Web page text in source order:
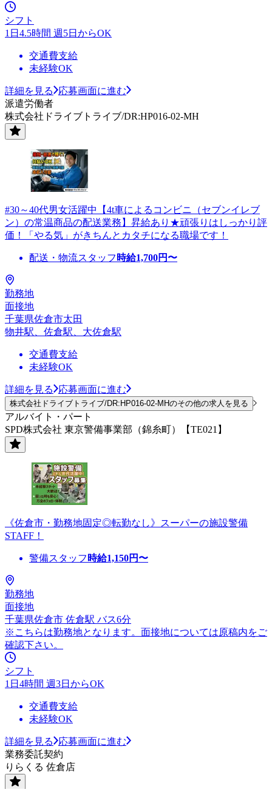
シフト
1日4.5時間 週5日からOK
交通費支給
未経験OK
詳細を見る
応募画面に進む
派遣労働者
株式会社ドライブトライブ/DR:HP016-02-MH
#30～40代男女活躍中【4t車によるコンビニ（セブンイレブ
ン）の常温商品の配送業務】昇給あり★頑張りはしっかり評
価！「やる気」がきちんとカタチになる職場です！
配送・物流スタッフ 時給1,700円〜
勤務地
面接地
千葉県佐倉市太田
物井駅、佐倉駅、大佐倉駅
交通費支給
未経験OK
詳細を見る 応募画面に進む
株式会社ドライブトライブ/DR:HP016-02-MHのその他の求人を見る
アルバイト・パート
SPD株式会社 東京警備事業部（錦糸町）【TE021】
《佐倉市・勤務地固定◎転勤なし》スーパーの施設警備
STAFF！
警備スタッフ 時給1,150円〜
勤務地
面接地
千葉県佐倉市 佐倉駅 バス6分
※こちらは勤務地となります。面接地については原稿内をご
確認下さい。
シフト
1日4時間 週3日からOK
交通費支給
未経験OK
詳細を見る
応募画面に進む
業務委託契約
りらくる 佐倉店